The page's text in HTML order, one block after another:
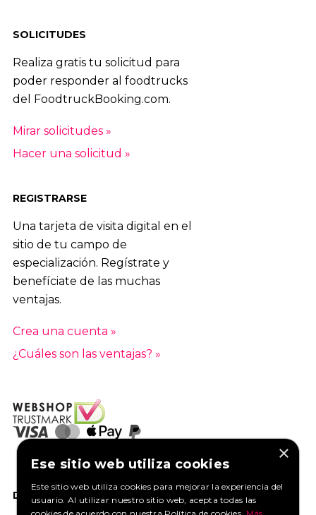
SOLICITUDES
Realiza gratis tu solicitud para
poder responder al foodtrucks
del FoodtruckBooking.com.
Mirar solicitudes »
Hacer una solicitud »
REGISTRARSE
Una tarjeta de visita digital en el
sitio de tu campo de
especialización. Regístrate y
benefíciate de las muchas
ventajas.
Crea una cuenta »
¿Cuáles son las ventajas? »
DANOS UN ME GUSTA EN FACEBOOK
×
Ese sitio web utiliza cookies
Este sitio web utiliza cookies para mejorar la experiencia del
usuario. Al utilizar nuestro sitio web, acepta todas las